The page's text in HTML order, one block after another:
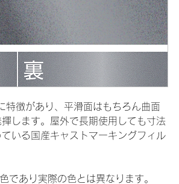
徴があり、平滑面はもちろん曲面
します。屋外で長期使用しても寸法
いる国産キャストマーキングフィル
であり実際の色とは異なります。